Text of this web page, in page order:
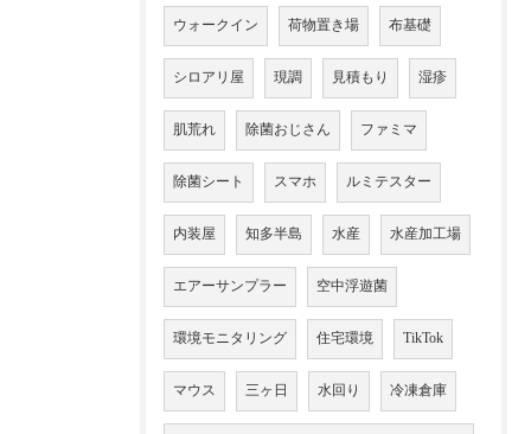
ウォークイン 荷物置き場 布基礎
シロアリ屋 現調 見積もり 湿疹
肌荒れ 除菌おじさん ファミマ
除菌シート スマホ ルミテスター
内装屋 知多半島 水産 水産加工場
エアーサンプラー 空中浮遊菌
環境モニタリング 住宅環境 TikTok
マウス 三ヶ日 水回り 冷凍倉庫